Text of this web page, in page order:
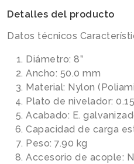
Detalles del producto
Datos técnicos
Diámetro: 8”
Ancho: 50.0 mm
Material: Nylon
Plato de nivelador:
Acabado: E.
Capacidad de carga
Peso: 7.90 kg
Accesorio de acople: